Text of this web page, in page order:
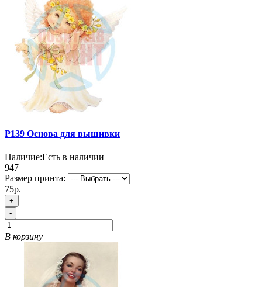
P139 Основа для вышивки
Наличие:Есть в наличии
947
Размер принта:
75р.
+
-
В корзину